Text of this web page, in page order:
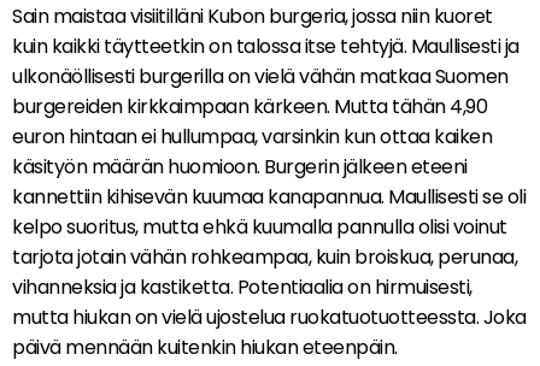
Sain maistaa visiitilläni Kubon burgeria, jossa niin kuoret
kuin kaikki täytteetkin on talossa itse tehtyjä. Maullisesti ja
ulkonäöllisesti burgerilla on vielä vähän matkaa Suomen
burgereiden kirkkaimpaan kärkeen. Mutta tähän 4,90
euron hintaan ei hullumpaa, varsinkin kun ottaa kaiken
käsityön määrän huomioon. Burgerin jälkeen eteeni
kannettiin kihisevän kuumaa kanapannua. Maullisesti se oli
kelpo suoritus, mutta ehkä kuumalla pannulla olisi voinut
tarjota jotain vähän rohkeampaa, kuin broiskua, perunaa,
vihanneksia ja kastiketta. Potentiaalia on hirmuisesti,
mutta hiukan on vielä ujostelua ruokatuotuotteessta. Joka
päivä mennään kuitenkin hiukan eteenpäin.